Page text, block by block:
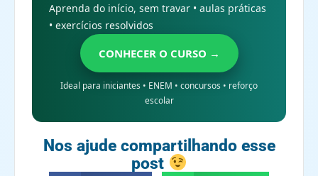
Aprenda do início, sem travar • aulas práticas
• exercícios resolvidos
CONHECER O CURSO →
Ideal para iniciantes • ENEM • concursos • reforço
escolar
Nos ajude compartilhando esse
post